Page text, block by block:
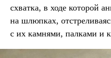
схватка, в ходе которой
на шлюпках,
с их камнями, палками и